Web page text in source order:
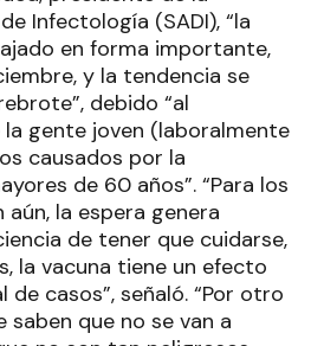
Infectología (SADI), “la
en forma importante,
y la tendencia se
debido “al
gente joven (laboralmente
causados por la
de 60 años”. “Para los
la espera genera
de tener que cuidarse,
la vacuna tiene un efecto
casos”, señaló. “Por otro
saben que no se van a